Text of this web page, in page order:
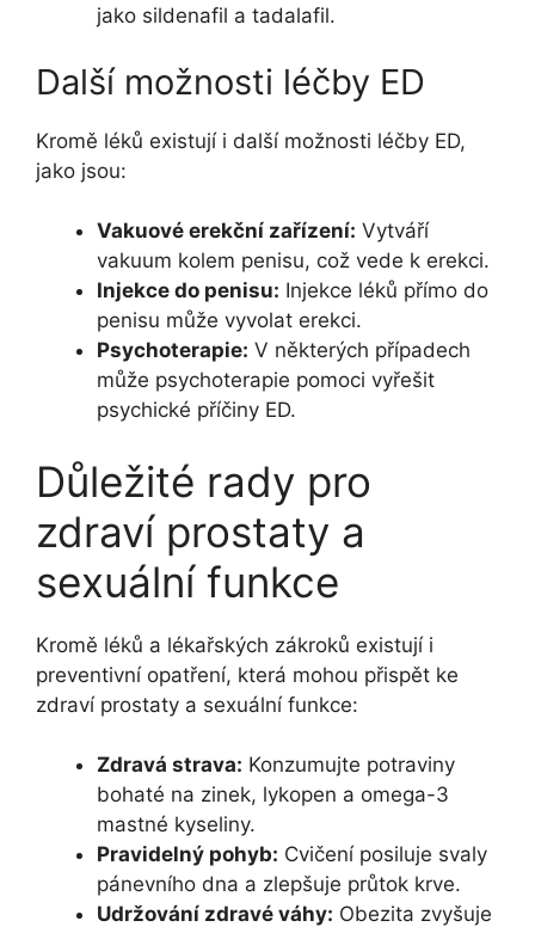
jako sildenafil a tadalafil.
Další možnosti léčby ED
Kromě léků existují i další možnosti léčby ED,
jako jsou:
Vakuové erekční zařízení: Vytváří
vakuum kolem penisu, což vede k erekci.
Injekce do penisu: Injekce léků přímo do
penisu může vyvolat erekci.
Psychoterapie: V některých případech
může psychoterapie pomoci vyřešit
psychické příčiny ED.
Důležité rady pro
zdraví prostaty a
sexuální funkce
Kromě léků a lékařských zákroků existují i
preventivní opatření, která mohou přispět ke
zdraví prostaty a sexuální funkce:
Zdravá strava: Konzumujte potraviny
bohaté na zinek, lykopen a omega-3
mastné kyseliny.
Pravidelný pohyb: Cvičení posiluje svaly
pánevního dna a zlepšuje průtok krve.
Udržování zdravé váhy: Obezita zvyšuje